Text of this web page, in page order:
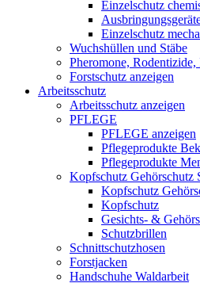
Einzelschutz
Einzelschutz
Wuchshüllen und Stäbe
Pheromone, Rodentizide,
Forstschutz anzeigen
Arbeitsschutz
Arbeitsschutz anzeigen
PFLEGE
PFLEGE anzeigen
Pflegeprodukte
Pflegeprodukte
Kopfschutz Gehörschutz
Kopfschutz
Kopfschutz
Gesichts- &
Schutzbrillen
Schnittschutzhosen
Forstjacken
Handschuhe Waldarbeit